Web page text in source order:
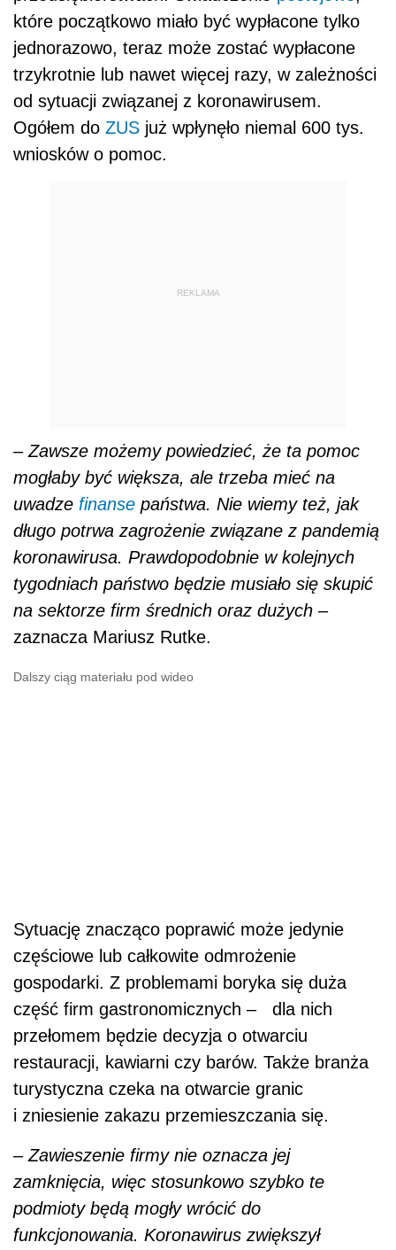
które początkowo miało być wypłacone tylko
jednorazowo, teraz może zostać wypłacone
trzykrotnie lub nawet więcej razy, w zależności
od sytuacji związanej z koronawirusem.
Ogółem do ZUS już wpłynęło niemal 600 tys.
wniosków o pomoc.
REKLAMA
– Zawsze możemy powiedzieć, że ta pomoc
mogłaby być większa, ale trzeba mieć na
uwadze finanse państwa. Nie wiemy też, jak
długo potrwa zagrożenie związane z pandemią
koronawirusa. Prawdopodobnie w kolejnych
tygodniach państwo będzie musiało się skupić
na sektorze firm średnich oraz dużych –
zaznacza Mariusz Rutke.
Dalszy ciąg materiału pod wideo
Sytuację znacząco poprawić może jedynie
częściowe lub całkowite odmrożenie
gospodarki. Z problemami boryka się duża
część firm gastronomicznych – dla nich
przełomem będzie decyzja o otwarciu
restauracji, kawiarni czy barów. Także branża
turystyczna czeka na otwarcie granic
i zniesienie zakazu przemieszczania się.
– Zawieszenie firmy nie oznacza jej
zamknięcia, więc stosunkowo szybko te
podmioty będą mogły wrócić do
funkcjonowania. Koronawirus zwiększył